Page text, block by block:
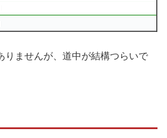
りませんが、道中が結構つらいで